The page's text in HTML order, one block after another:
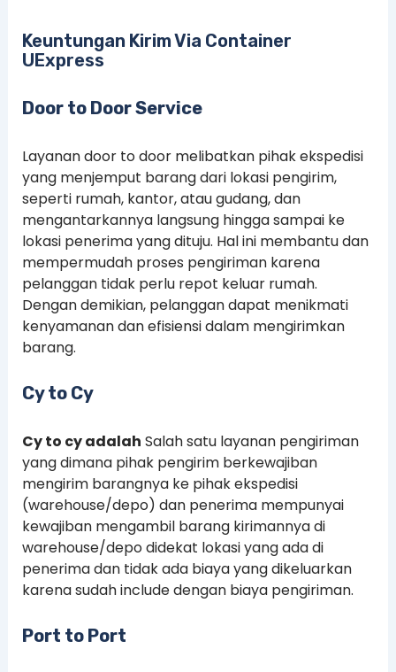
Keuntungan Kirim Via Container
UExpress
Door to Door Service
Layanan door to door melibatkan pihak ekspedisi
yang menjemput barang dari lokasi pengirim,
seperti rumah, kantor, atau gudang, dan
mengantarkannya langsung hingga sampai ke
lokasi penerima yang dituju. Hal ini membantu dan
mempermudah proses pengiriman karena
pelanggan tidak perlu repot keluar rumah.
Dengan demikian, pelanggan dapat menikmati
kenyamanan dan efisiensi dalam mengirimkan
barang.
Cy to Cy
Cy to cy adalah Salah satu layanan pengiriman
yang dimana pihak pengirim berkewajiban
mengirim barangnya ke pihak ekspedisi
(warehouse/depo) dan penerima mempunyai
kewajiban mengambil barang kirimannya di
warehouse/depo didekat lokasi yang ada di
penerima dan tidak ada biaya yang dikeluarkan
karena sudah include dengan biaya pengiriman.
Port to Port